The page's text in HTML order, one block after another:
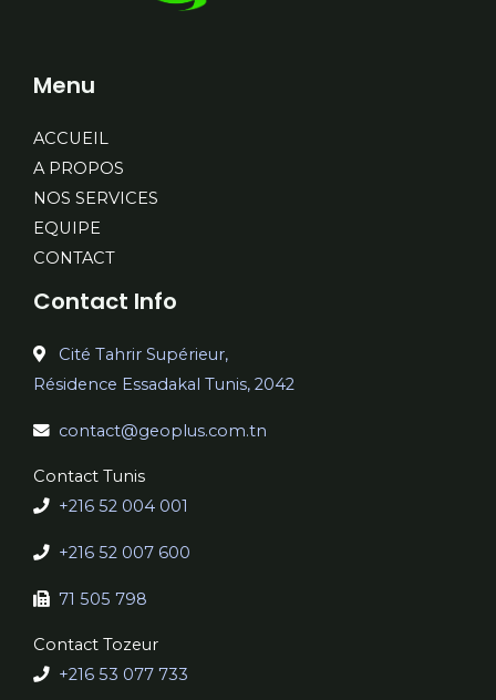
Menu
ACCUEIL
A PROPOS
NOS SERVICES
EQUIPE
CONTACT
Contact Info
Cité Tahrir Supérieur,
Résidence Essadakal Tunis, 2042
contact@geoplus.com.tn
Contact Tunis
+216 52 004 001
+216 52 007 600
71 505 798
Contact Tozeur
+216 53 077 733